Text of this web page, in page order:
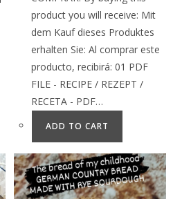
product you will receive: Mit
dem Kauf dieses Produktes
erhalten Sie: Al comprar este
producto, recibirá: 01 PDF
FILE - RECIPE / REZEPT /
RECETA - PDF…
ADD TO CART